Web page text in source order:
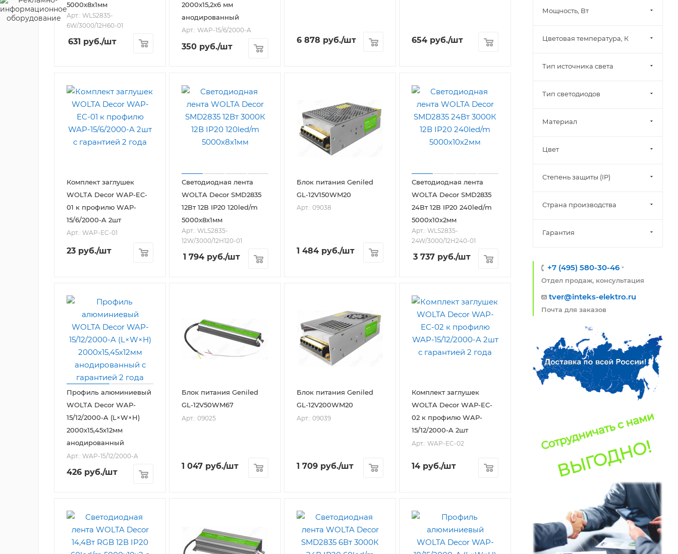
5000х8х1мм
Арт.: WLS2835-
6W/3000/12H60-01
631 руб./шт
2000x15,2x6 мм
анодированный
Арт.: WAP-15/6/2000-A
350 руб./шт
6 878 руб./шт 654 руб./шт
Комплект заглушек
WOLTA Decor WAP-EC-
01 к профилю WAP-
15/6/2000-A 2шт
Арт.: WAP-EC-01
23 руб./шт
Светодиодная лента
WOLTA Decor SMD2835
12Вт 12В IP20 120led/m
5000х8х1мм
Арт.: WLS2835-
12W/3000/12H120-01
1 794 руб./шт
Блок питания Geniled
GL-12V150WM20
Арт.: 09038
1 484 руб./шт
Светодиодная лента
WOLTA Decor SMD2835
24Вт 12В IP20 240led/m
5000х10х2мм
Арт.: WLS2835-
24W/3000/12H240-01
3 737 руб./шт
Профиль алюминиевый
WOLTA Decor WAP-
15/12/2000-A (L×W×H)
2000х15,45х12мм
анодированный
Арт.: WAP-15/12/2000-A
426 руб./шт
Блок питания Geniled
GL-12V50WM67
Арт.: 09025
1 047 руб./шт
Блок питания Geniled
GL-12V200WM20
Арт.: 09039
1 709 руб./шт
Комплект заглушек
WOLTA Decor WAP-EC-
02 к профилю WAP-
15/12/2000-A 2шт
Арт.: WAP-EC-02
14 руб./шт
Мощность, Вт
Цветовая температура, К
Тип источника света
Тип светодиодов
Материал
Цвет
Степень защиты (IP)
Страна производства
Гарантия
+7 (495) 580-30-46
Отдел продаж, консультация
tver@inteks-elektro.ru
Почта для заказов